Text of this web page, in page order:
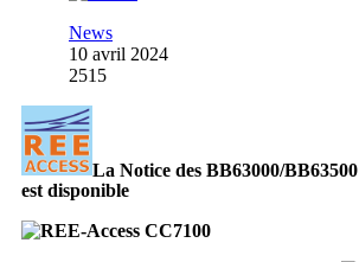
News
10 avril 2024
2515
La Notice des BB63000/BB63500
est disponible